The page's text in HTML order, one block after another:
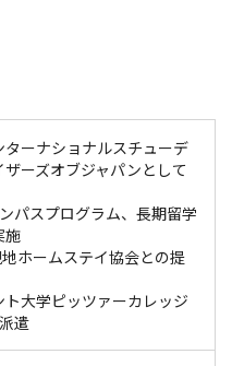
ターナショナルスチューデ
ザーズオブジャパンとして
パスプログラム、長期留学
施
地ホームステイ協会との提
ト大学ピッツァーカレッジ
遣